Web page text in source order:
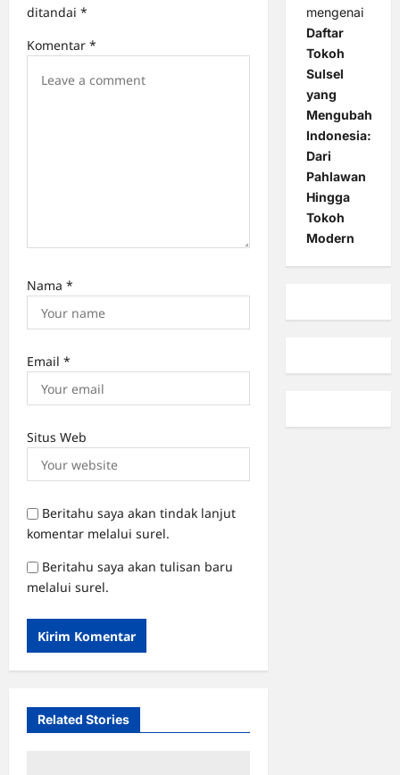
o
n
ditandai *
Komentar *
Nama *
Email *
Situs Web
Beritahu saya akan tindak lanjut
komentar melalui surel.
Beritahu saya akan tulisan baru
melalui surel.
Related Stories
mengenai
Daftar
Tokoh
Sulsel
yang
Mengubah
Indonesia:
Dari
Pahlawan
Hingga
Tokoh
Modern